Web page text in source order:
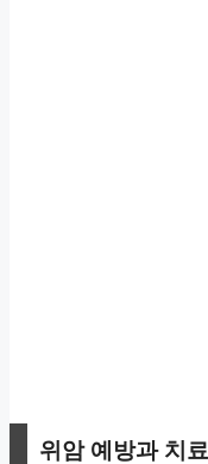
위암 예방과 치